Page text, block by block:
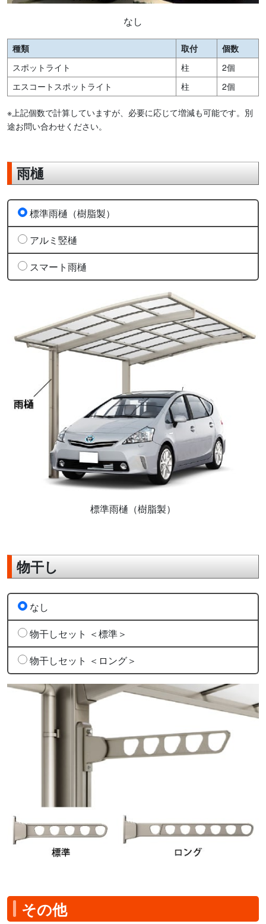
なし
種類 取付
個数
スポットライト
柱
2個
エスコートスポットライト
柱 2個
※上記個数で計算していますが、必要に応じて増減も可能です。別
途お問い合わせください。
雨樋
標準雨樋（樹脂製）
標準雨樋（樹脂製）
アルミ竪樋
スマート雨樋
物干し
なし
物干しセット ＜標準＞
物干しセット ＜ロング＞
その他